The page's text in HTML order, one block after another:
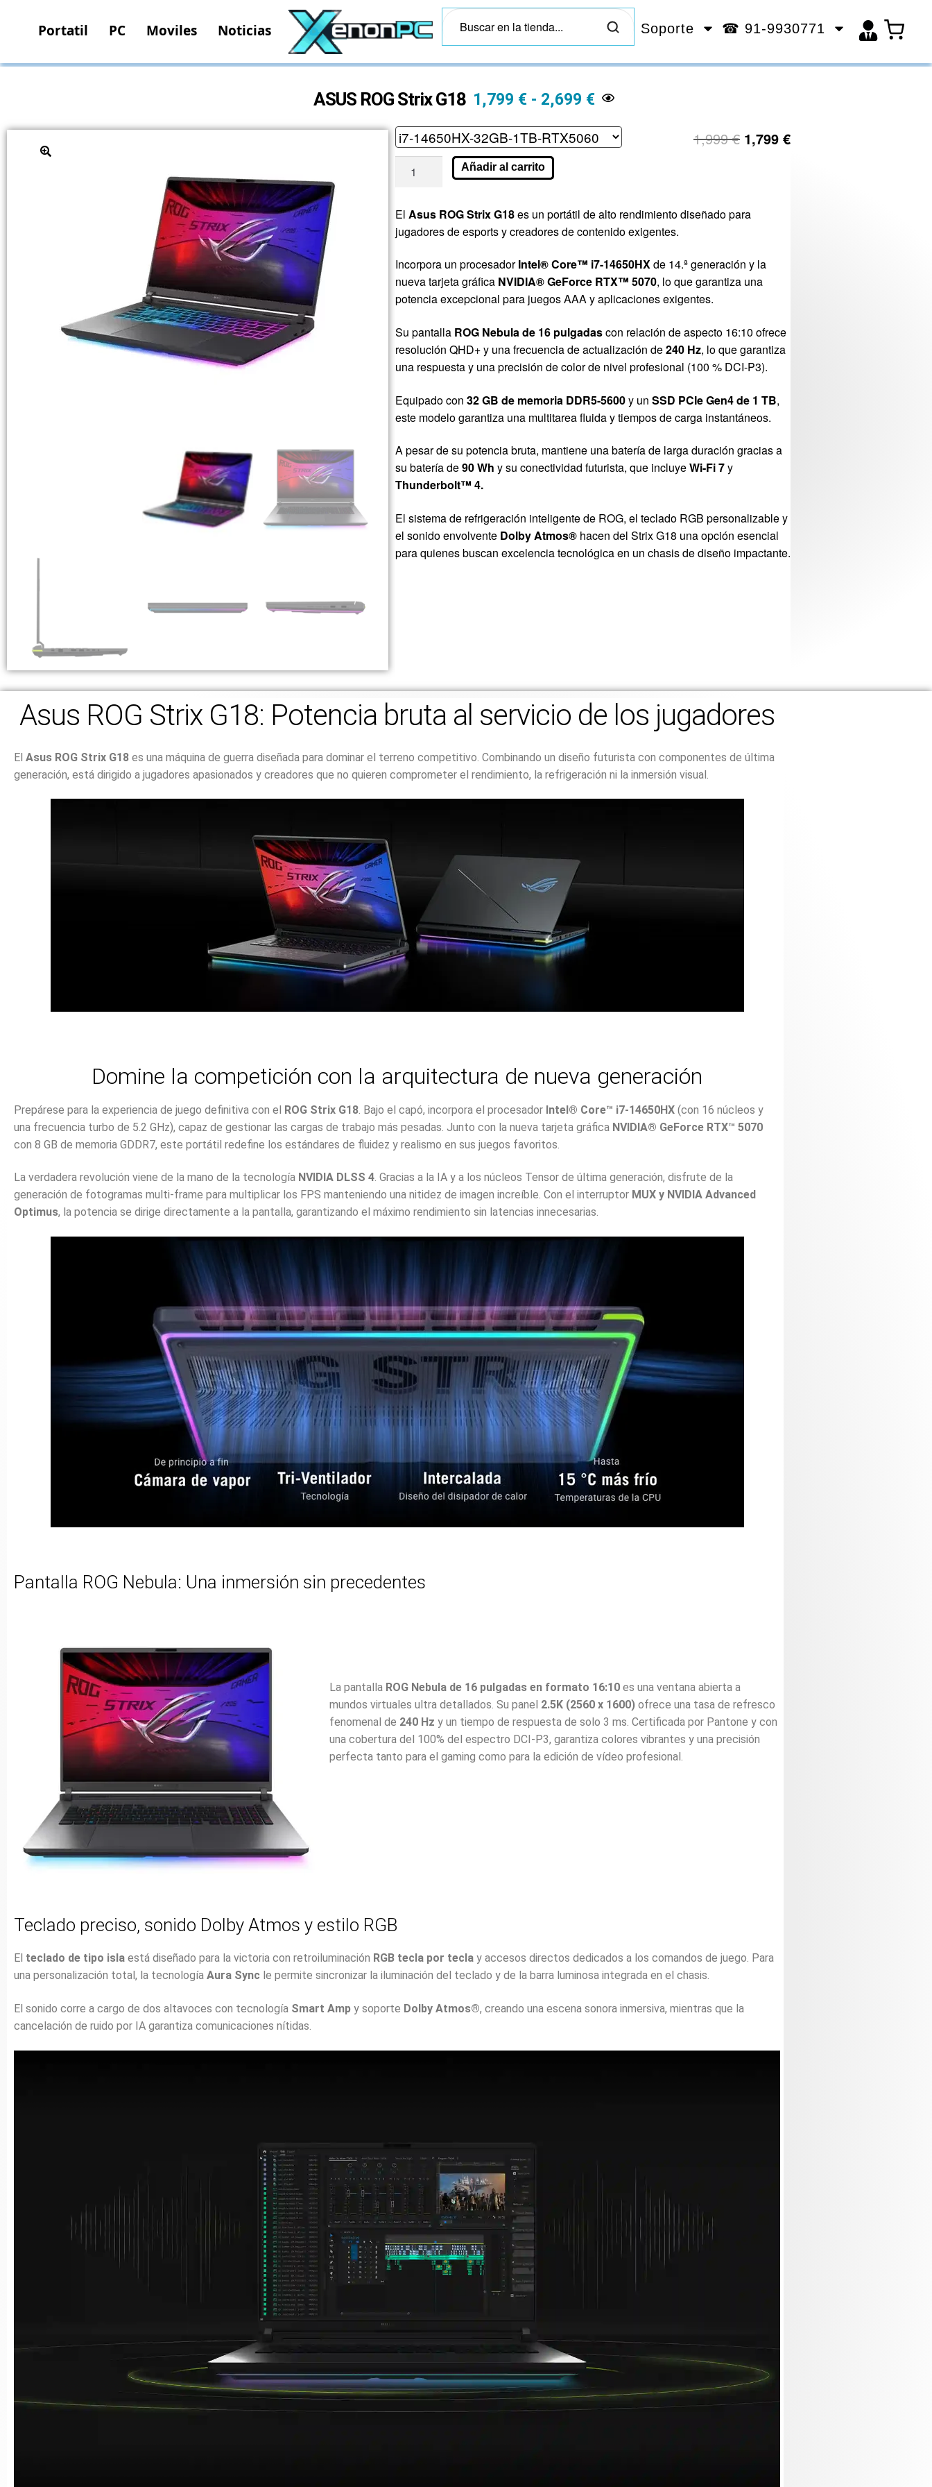
Portatil PC Moviles Noticias Soporte ☎ 91-9930771
ASUS ROG Strix G18 1,799 € - 2,699 €
1,999€ 1,799 €
Añadir al carrito
El Asus ROG Strix G18es un portátil de alto rendimiento diseñado para
jugadores de esports y creadores de contenido exigentes.
Incorpora un procesadorIntel® Core™ i7-14650HXde 14.ª generación y la
nueva tarjeta gráfica NVIDIA® GeForce RTX™ 5070, lo que garantiza una
potencia excepcional para juegos AAA y aplicaciones exigentes.
Su pantalla ROG Nebula de 16 pulgadascon relación de aspecto 16:10 ofrece
resolución QHD+ y una frecuencia de actualización de240 Hz, lo que garantiza
una respuesta y una precisión de color de nivel profesional (100 % DCI-P3).
Equipado con 32 GB de memoria DDR5-5600y un SSD PCIe Gen4 de 1 TB,
este modelo garantiza una multitarea fluida y tiempos de carga instantáneos.
A pesar de su potencia bruta, mantiene una batería de larga duración gracias a
su batería de90 Wh y su conectividad futurista, que incluyeWi-Fi 7y
Thunderbolt™ 4.
El sistema de refrigeración inteligente de ROG, el teclado RGB personalizable y
el sonido envolvente Dolby Atmos® hacen del Strix G18 una opción esencial
para quienes buscan excelencia tecnológica en un chasis de diseño impactante.
Asus ROG Strix G18: Potencia bruta al servicio de los jugadores
El Asus ROG Strix G18 es una máquina de guerra diseñada para dominar el terreno competitivo. Combinando un diseño futurista con componentes de última
generación, está dirigido a jugadores apasionados y creadores que no quieren comprometer el rendimiento, la refrigeración ni la inmersión visual.
Domine la competición con la arquitectura de nueva generación
Prepárese para la experiencia de juego definitiva con el ROG Strix G18. Bajo el capó, incorpora el procesador Intel® Core™ i7-14650HX (con 16 núcleos y
una frecuencia turbo de 5.2 GHz), capaz de gestionar las cargas de trabajo más pesadas. Junto con la nueva tarjeta gráfica NVIDIA® GeForce RTX™ 5070
con 8 GB de memoria GDDR7, este portátil redefine los estándares de fluidez y realismo en sus juegos favoritos.
La verdadera revolución viene de la mano de la tecnología NVIDIA DLSS 4. Gracias a la IA y a los núcleos Tensor de última generación, disfrute de la
generación de fotogramas multi-frame para multiplicar los FPS manteniendo una nitidez de imagen increíble. Con el interruptor MUX y NVIDIA Advanced
Optimus, la potencia se dirige directamente a la pantalla, garantizando el máximo rendimiento sin latencias innecesarias.
Pantalla ROG Nebula: Una inmersión sin precedentes
La pantalla ROG Nebula de 16 pulgadas en formato 16:10 es una ventana abierta a
mundos virtuales ultra detallados. Su panel 2.5K (2560 x 1600) ofrece una tasa de refresco
fenomenal de 240 Hz y un tiempo de respuesta de solo 3 ms. Certificada por Pantone y con
una cobertura del 100% del espectro DCI-P3, garantiza colores vibrantes y una precisión
perfecta tanto para el gaming como para la edición de vídeo profesional.
Teclado preciso, sonido Dolby Atmos y estilo RGB
El teclado de tipo isla está diseñado para la victoria con retroiluminación RGB tecla por tecla y accesos directos dedicados a los comandos de juego. Para
una personalización total, la tecnología Aura Sync le permite sincronizar la iluminación del teclado y de la barra luminosa integrada en el chasis.
El sonido corre a cargo de dos altavoces con tecnología Smart Amp y soporte Dolby Atmos®, creando una escena sonora inmersiva, mientras que la
cancelación de ruido por IA garantiza comunicaciones nítidas.